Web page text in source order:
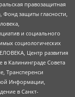
правозащитная
Фонд защиты гласности,
и социального
социологических
Центр развития
в Калининграде Совета
Трансперенси
Информации,
в Санкт-